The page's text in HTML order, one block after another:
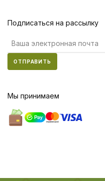
Подписаться на рассылку
ОТПРАВИТЬ
Мы принимаем